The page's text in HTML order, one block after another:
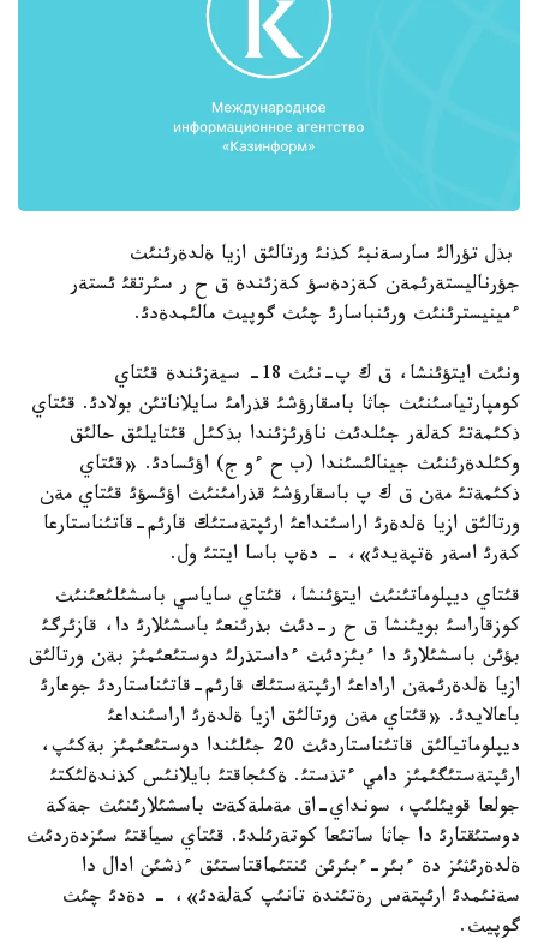
بذل تؤرالئ سارسةنبئ كذنئ ورتالئق ازيا ةلدةرئنئث
جؤرناليستةرئمةن كةزدةسؤ كةزئندة ق ح ر سئرتقئ ئستةر
ءمينيسترئنئث ورئنباسارئ چئث گوپيث مالئمدةدئ.
ونئث ايتؤئنشا، ق ك پ-نئث 18- سيةزئندة قئتاي
كومپارتياسئنئث جاثا باسقارؤشئ قذرامئ سايلاناتئن بولادئ. قئتاي
ذكئمةتئ كةلةر جئلدئث ناؤرئزئندا بذكئل قئتايلئق حالئق
وكئلدةرئنئث جينالئسئندا (ب ح ءو ج) اؤئسادئ. «قئتاي
ذكئمةتئ مةن ق ك پ باسقارؤشئ قذرامئنئث اؤئسؤئ قئتاي مةن
ورتالئق ازيا ةلدةرئ اراسئنداعئ ارئپتةستئك قارئم-قاتئناستارعا
كةرئ اسةر ةتپةيدئ»، - دةپ باسا ايتتئ ول.
قئتاي ديپلوماتئنئث ايتؤئنشا، قئتاي ساياسي باسشئلئعئنئث
كوزقاراسئ بويئنشا ق ح ر-دئث بذرئنعئ باسشئلارئ دا، قازئرگئ
بؤئن باسشئلارئ دا ءبئزدئث ءداستذرلئ دوستئعئمئز بةن ورتالئق
ازيا ةلدةرئمةن اراداعئ ارئپتةستئك قارئم-قاتئناستاردئ جوعارئ
باعالايدئ. «قئتاي مةن ورتالئق ازيا ةلدةرئ اراسئنداعئ
ديپلوماتيالئق قاتئناستاردئث 20 جئلئندا دوستئعئمئز بةكئپ،
ارئپتةستئگئمئز دامي ءتذستئ. ةكئجاقتئ بايلانئس كذندةلئكتئ
جولعا قويئلئپ، سونداي-اق مةملةكةت باسشئلارئنئث جةكة
دوستئقتارئ دا جاثا ساتئعا كوتةرئلدئ. قئتاي سياقتئ سئزدةردئث
ةلدةرئثئز دة ءبئر-ءبئرئن ئنتئماقتاستئق ءذشئن ادال دا
سةنئمدئ ارئپتةس رةتئندة تانئپ كةلةدئ»، - دةدئ چئث
گوپيث.